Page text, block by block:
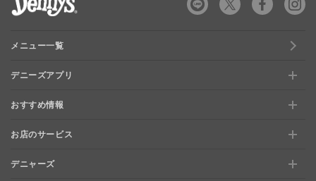
メニュー一覧
デニーズアプリ
新規登録、移行方法について
特典と交換できる！「デニーズポイント」
ステージアップでさらにお得！「ぷに」
おすすめ情報
おすすめ情報
【店舗限定】ドキドキくじ
お店のサービス
お店のサービス
デニャーズ